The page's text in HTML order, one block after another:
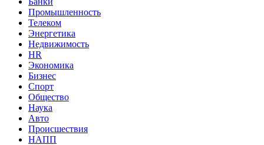
Промышленность
Телеком
Энергетика
Недвижимость
HR
Экономика
Бизнес
Спорт
Общество
Наука
Авто
Происшествия
НАПП